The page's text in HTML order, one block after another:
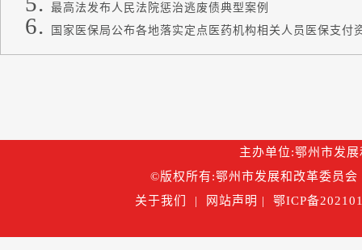
最高法发布人民法院惩治逃废债典型案例
国家医保局公布各地落实定点医药机构相关人员医保支付
主办单位:鄂州市发
©版权所有:鄂州市发展和改革委员
关于我们
| 网站声明 | 鄂ICP备